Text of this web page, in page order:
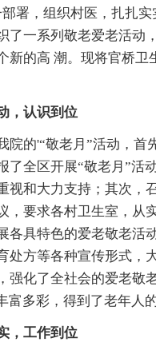
部署，组织村医，扎扎
了一系列敬老爱老活动
新的高 潮。现将官桥卫
，认识到位
院的'“敬老月”活动，首
了全区开展“敬老月”活
视和大力支持；其次，
，要求各村卫生室，从
各具特色的爱老敬老活
处方等各种宣传形式，
强化了全社会的爱老敬
富多彩，得到了老年人的
，工作到位